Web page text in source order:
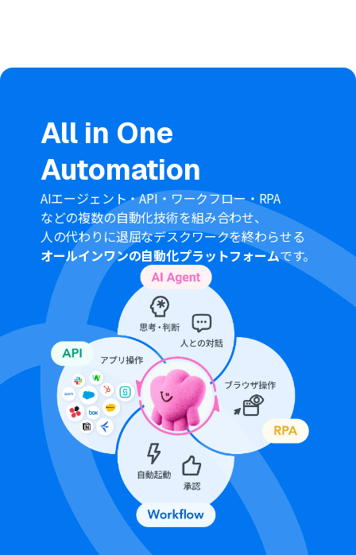
むことが可能です
メッセージ内容といった変数を組み合わせて、動的な文章
を作成できます
■注意事項
LINE公式アカウント、Google スプレッドシートのそれぞ
れとYoomを連携してください。
分岐はミニプラン以上のプランでご利用いただける機能
（オペレーション）となっております。フリープランの場
合は設定しているフローボットのオペレーションはエラ
ーとなりますので、ご注意ください。
ミニプランなどの有料プランは、2週間の無料トライアル
を行うことが可能です。無料トライアル中には制限対象の
アプリや機能（オペレーション）を使用することができ
All in One
Automation
AIエージェント・API・ワークフロー・RPA
などの複数の自動化技術を組み合わせ、
人の代わりに退屈なデスクワークを終わらせる
オールインワンの自動化プラットフォームです。